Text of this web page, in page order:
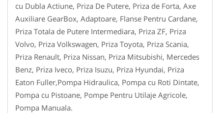
cu Dubla Actiune, Priza De Putere, Priza de Forta, Axe
Auxiliare GearBox, Adaptoare, Flanse Pentru Cardane,
Priza Totala de Putere Intermediara, Priza ZF, Priza
Volvo, Priza Volkswagen, Priza Toyota, Priza Scania,
Priza Renault, Priza Nissan, Priza Mitsubishi, Mercedes
Benz, Priza Iveco, Priza Isuzu, Priza Hyundai, Priza
Eaton Fuller,Pompa Hidraulica, Pompa cu Roti Dintate,
Pompa cu Pistoane, Pompe Pentru Utilaje Agricole,
Pompa Manuala.